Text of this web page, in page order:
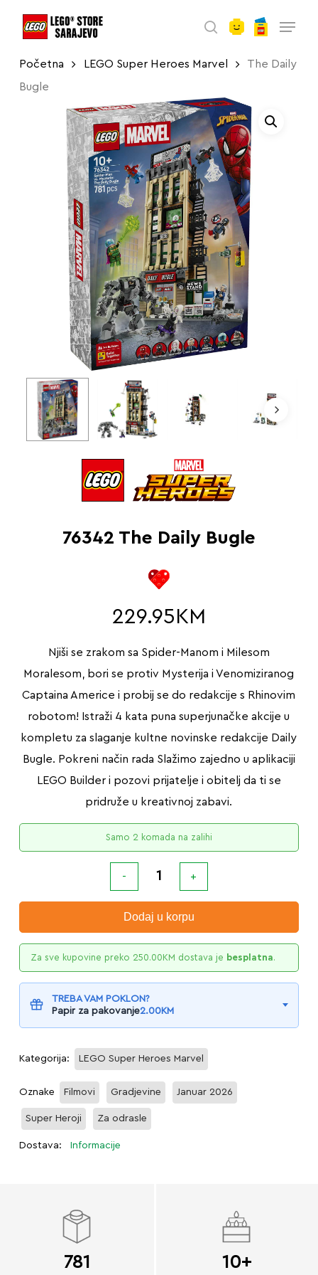
search
Početna LEGO Super Heroes Marvel The Daily
Bugle
76342 The Daily Bugle
229.95 KM
Njiši se zrakom sa Spider-Manom i Milesom
Moralesom, bori se protiv Mysterija i Venomiziranog
Captaina Americe i probij se do redakcije s Rhinovim
robotom! Istraži 4 kata puna superjunačke akcije u
kompletu za slaganje kultne novinske redakcije Daily
Bugle. Pokreni način rada Slažimo zajedno u aplikaciji
LEGO Builder i pozovi prijatelje i obitelj da ti se
pridruže u kreativnoj zabavi.
Samo 2 komada na zalihi
Dodaj u korpu
Za sve kupovine preko 250.00KM dostava je besplatna.
TREBA VAM POKLON?
Papir za pakovanje2.00KM
Kategorija: LEGO Super Heroes Marvel
Oznake Filmovi Gradjevine Januar 2026
Super Heroji Za odrasle
Dostava: Informacije
781 10+